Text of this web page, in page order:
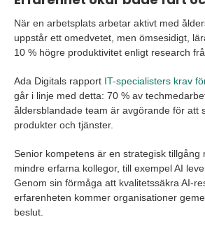
När en arbetsplats arbetar aktivt med
uppstår ett omedvetet, men ömsesidigt,
10 % högre produktivitet enligt research
Ada Digitals rapport IT-specialisters krav
går i linje med detta: 70 % av
åldersblandade team är avgörande för att
produkter och tjänster.
Senior kompetens är en strategisk tillgång
mindre erfarna kollegor, till exempel AI
Genom sin förmåga att kvalitetssäkra AI-
erfarenheten kommer organisationer
beslut.